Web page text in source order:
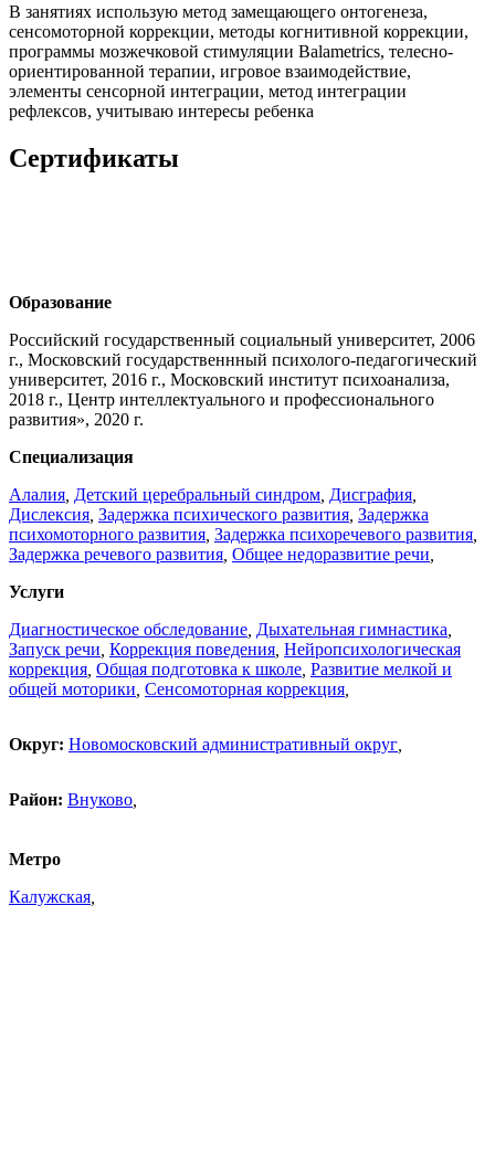
В занятиях использую метод замещающего онтогенеза,
сенсомоторной коррекции, методы когнитивной коррекции,
программы мозжечковой стимуляции Balametrics, телесно-
ориентированной терапии, игровое взаимодействие,
элементы сенсорной интеграции, метод интеграции
рефлексов, учитываю интересы ребенка
Сертификаты
Образование
Российский государственный социальный университет, 2006
г., Московский государственнный психолого-педагогический
университет, 2016 г., Московский институт психоанализа,
2018 г., Центр интеллектуального и профессионального
развития», 2020 г.
Специализация
Алалия Детский церебральный синдром Дисграфия
Дислексия Задержка психического развития Задержка
психомоторного развития Задержка психоречевого развития
Задержка речевого развития Общее недоразвитие речи
Услуги
Диагностическое обследование Дыхательная гимнастика
Запуск речи Коррекция поведения Нейропсихологическая
коррекция Общая подготовка к школе Развитие мелкой и
общей моторики Сенсомоторная коррекция
Округ: Новомосковский административный округ
Район: Внуково
Метро
Калужская